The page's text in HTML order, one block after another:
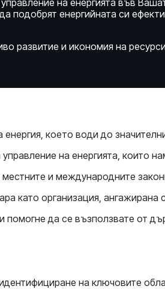
на енергията във
подобрят енергийната си
развитие и икономия на
което води до
на енергията, които
и международните
като организация, ангажирана
помогне да се възползвате от
на ключовите